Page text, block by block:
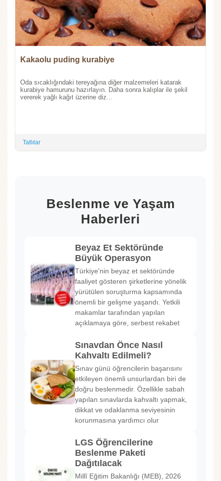
Kakaolu puding kurabiye
Oda sıcaklığındaki tereyağına diğer malzemeleri katarak
kurabiye hamurunu hazırlayın. Daha sonra kalıplar ile şekil
vererek yağlı kağıt üzerine diz...
Tatlılar
Beslenme ve Yaşam
Haberleri
Beyaz Et Sektöründe
Büyük Operasyon
Türkiye'nin beyaz et sektöründe
faaliyet gösteren şirketlerine yönelik
yürütülen soruşturma kapsamında
önemli bir gelişme yaşandı. Yetkili
makamlar tarafından yapılan
açıklamaya göre, serbest rekabet
Sınavdan Önce Nasıl
Kahvaltı Edilmeli?
Sınav günü öğrencilerin başarısını
etkileyen önemli unsurlardan biri de
doğru beslenmedir. Özellikle sabah
yapılan sınavlarda kahvaltı yapmak,
dikkat ve odaklanma seviyesinin
korunmasına yardımcı olur
LGS Öğrencilerine
Beslenme Paketi
Dağıtılacak
Millî Eğitim Bakanlığı (MEB), 2026